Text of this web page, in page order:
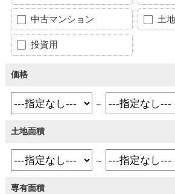
中古マンション 土地
投資用
価格
～
土地面積
～
専有面積